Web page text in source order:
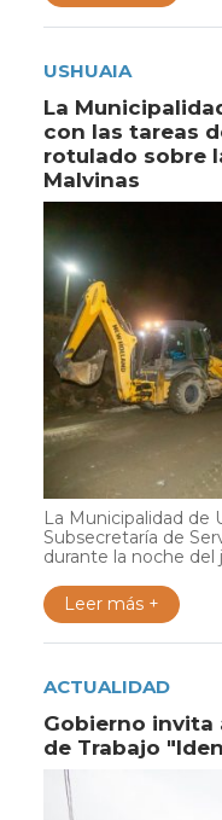
USHUAIA
La
con las tareas
rotulado sobre
Malvinas
La Municipalidad de
Subsecretaría de
durante la noche del
Leer más +
ACTUALIDAD
Gobierno invita
de Trabajo